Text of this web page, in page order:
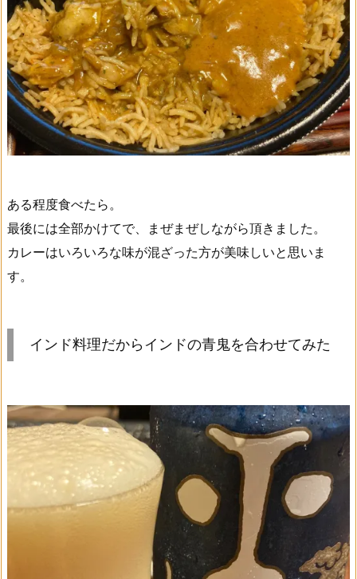
ある程度食べたら。
最後には全部かけてで、まぜまぜしながら頂きました。
カレーはいろいろな味が混ざった方が美味しいと思いま
す。
インド料理だからインドの青鬼を合わせてみた